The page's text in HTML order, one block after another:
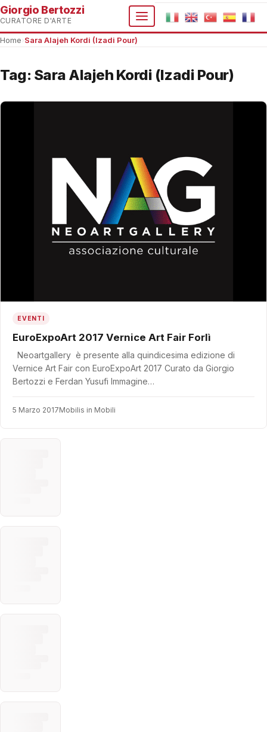
Giorgio Bertozzi
CURATORE D'ARTE
Home Sara Alajeh Kordi (Izadi Pour)
Tag: Sara Alajeh Kordi (Izadi Pour)
EVENTI
EuroExpoArt 2017 Vernice Art Fair Forlì
Neoartgallery è presente alla quindicesima edizione di
Vernice Art Fair con EuroExpoArt 2017 Curato da Giorgio
Bertozzi e Ferdan Yusufi Immagine…
5 Marzo 2017Mobilis in Mobili